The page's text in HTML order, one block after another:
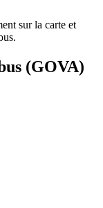
sur la carte et
(GOVA)